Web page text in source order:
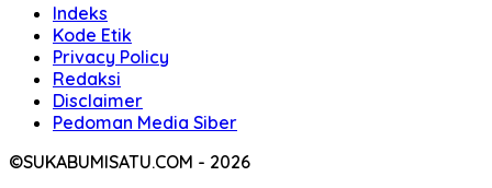
Indeks
Kode Etik
Privacy Policy
Redaksi
Disclaimer
Pedoman Media Siber
©SUKABUMISATU.COM - 2026